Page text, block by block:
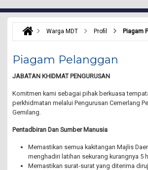
Warga MDT Profil Piagam
Piagam Pelanggan
JABATAN KHIDMAT PENGURUSAN
Komitmen kami sebagai pihak berkuasa
perkhidmatan melalui Pengurusan Cemerlang
Gemilang.
Pentadbiran Dan Sumber Manusia
Memastikan semua kakitangan Majlis
menghadiri latihan sekurang kurangnya 5
Memastikan surat-surat yang diterima